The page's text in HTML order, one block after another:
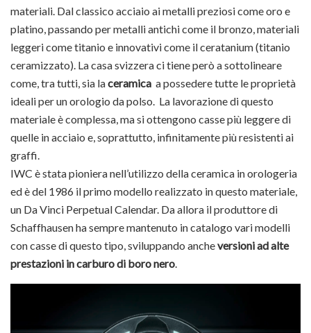
materiali. Dal classico acciaio ai metalli preziosi come oro e
platino, passando per metalli antichi come il bronzo, materiali
leggeri come titanio e innovativi come il ceratanium (titanio
ceramizzato). La casa svizzera ci tiene però a sottolineare
come, tra tutti, sia laceramica a possedere tutte le proprietà
ideali per un orologio da polso. La lavorazione di questo
materiale è complessa, ma si ottengono casse più leggere di
quelle in acciaio e, soprattutto, infinitamente più resistenti ai
graffi.
IWC è stata pioniera nell’utilizzo della ceramica in orologeria
ed è del 1986 il primo modello realizzato in questo materiale,
un Da Vinci Perpetual Calendar. Da allora il produttore di
Schaffhausen ha sempre mantenuto in catalogo vari modelli
con casse di questo tipo, sviluppando ancheversioni ad alte
prestazioni in carburo di boro nero